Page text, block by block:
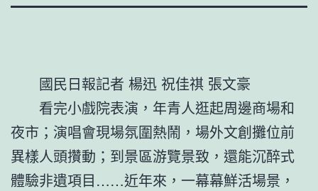
國民日報記者 楊迅 祝佳祺 張文豪
看完小戲院表演，年青人逛起周邊商場和
夜市；演唱會現場氛圍熱鬧，場外文創攤位前
異樣人頭攢動；到景區游覽景致，還能沉醉式
體驗非遺項目……近年來，一幕幕鮮活場景，